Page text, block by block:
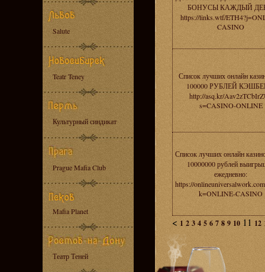
Salute
Teatr Teney
Культурный синдикат
Prague Mafia Club
Mafia Planet
Театр Теней
БОНУСЫ КАЖДЫЙ
https://links.wtf/
CASINO
Список лучших онлайн
100000 РУБЛЕЙ
http://asq.kr/
s=CASINO-ONLINE
Список лучших онлайн
10000000 рублей
ежедневно:
https://
k=ONLINE-CASINO
< 1 2 3 4 5 6 7 8 9 10 11 12